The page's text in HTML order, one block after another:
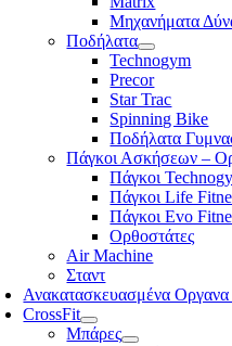
Μηχανήματα
Ποδήλατα
Technogym
Precor
Star Trac
Spinning Bike
Ποδήλατα
Πάγκοι Ασκήσεων –
Πάγκοι
Πάγκοι Life
Πάγκοι Evo
Ορθοστάτες
Air Machine
Σταντ
Ανακατασκευασμένα Οργανα
CrossFit
Μπάρες